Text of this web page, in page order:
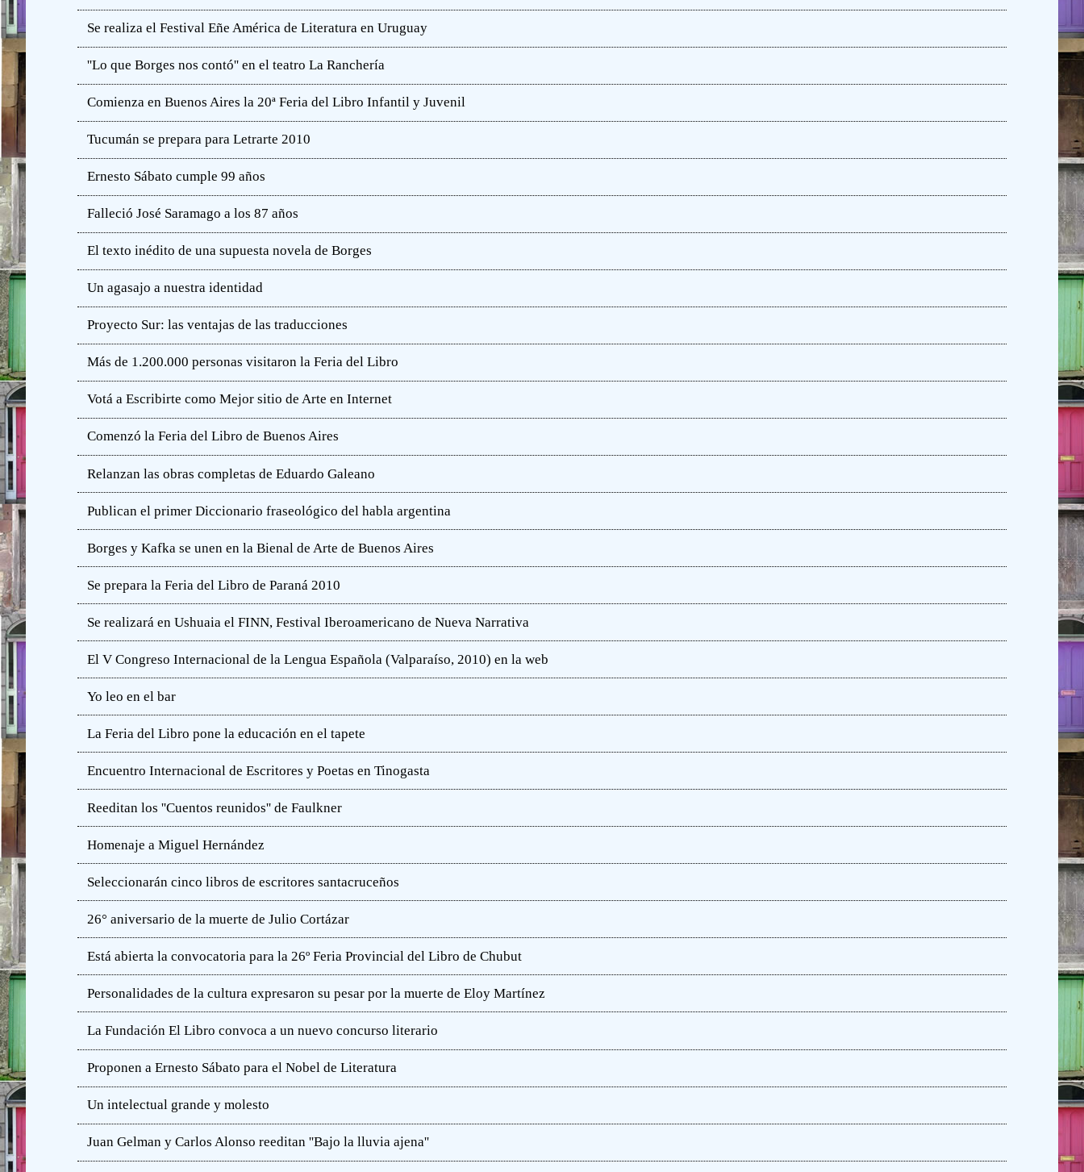
Se realiza el Festival Eñe América de Literatura en Uruguay
''Lo que Borges nos contó'' en el teatro La Ranchería
Comienza en Buenos Aires la 20ª Feria del Libro Infantil y Juvenil
Tucumán se prepara para Letrarte 2010
Ernesto Sábato cumple 99 años
Falleció José Saramago a los 87 años
El texto inédito de una supuesta novela de Borges
Un agasajo a nuestra identidad
Proyecto Sur: las ventajas de las traducciones
Más de 1.200.000 personas visitaron la Feria del Libro
Votá a Escribirte como Mejor sitio de Arte en Internet
Comenzó la Feria del Libro de Buenos Aires
Relanzan las obras completas de Eduardo Galeano
Publican el primer Diccionario fraseológico del habla argentina
Borges y Kafka se unen en la Bienal de Arte de Buenos Aires
Se prepara la Feria del Libro de Paraná 2010
Se realizará en Ushuaia el FINN, Festival Iberoamericano de Nueva Narrativa
El V Congreso Internacional de la Lengua Española (Valparaíso, 2010) en la web
Yo leo en el bar
La Feria del Libro pone la educación en el tapete
Encuentro Internacional de Escritores y Poetas en Tinogasta
Reeditan los ''Cuentos reunidos'' de Faulkner
Homenaje a Miguel Hernández
Seleccionarán cinco libros de escritores santacruceños
26° aniversario de la muerte de Julio Cortázar
Está abierta la convocatoria para la 26º Feria Provincial del Libro de Chubut
Personalidades de la cultura expresaron su pesar por la muerte de Eloy Martínez
La Fundación El Libro convoca a un nuevo concurso literario
Proponen a Ernesto Sábato para el Nobel de Literatura
Un intelectual grande y molesto
Juan Gelman y Carlos Alonso reeditan ''Bajo la lluvia ajena''